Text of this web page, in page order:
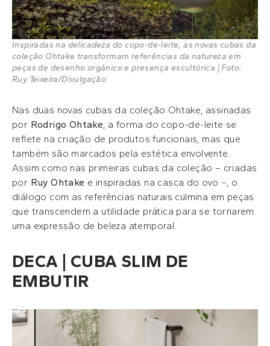
Inspiradas na delicadeza do copo-de-leite, as novas cubas da
coleção Ohtake transformam referências da natureza em
peças de desenho orgânico e presença escultórica | Foto:
Ruy Teixeira/Divulgação
Nas duas novas cubas da coleção Ohtake, assinadas
por Rodrigo Ohtake , a forma do copo-de-leite se
reflete na criação de produtos funcionais, mas que
também são marcados pela estética envolvente.
Assim como nas primeiras cubas da coleção – criadas
por Ruy Ohtake e inspiradas na casca do ovo –, o
diálogo com as referências naturais culmina em peças
que transcendem a utilidade prática para se tornarem
uma expressão de beleza atemporal.
DECA | CUBA SLIM DE
EMBUTIR